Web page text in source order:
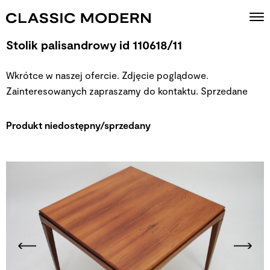
Stolik palisandrowy id 110618/11
Wkrótce w naszej ofercie. Zdjęcie poglądowe.
Zainteresowanych zapraszamy do kontaktu. Sprzedane
Produkt niedostępny/sprzedany